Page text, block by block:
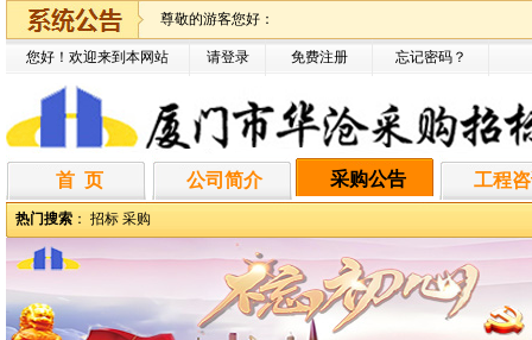
尊敬的游客您好：
您好！欢迎来到本网站 请登录 免费注册 忘记密码？
首 页 公司简介 采购公告 工程
热门搜索 ： 招标 采购